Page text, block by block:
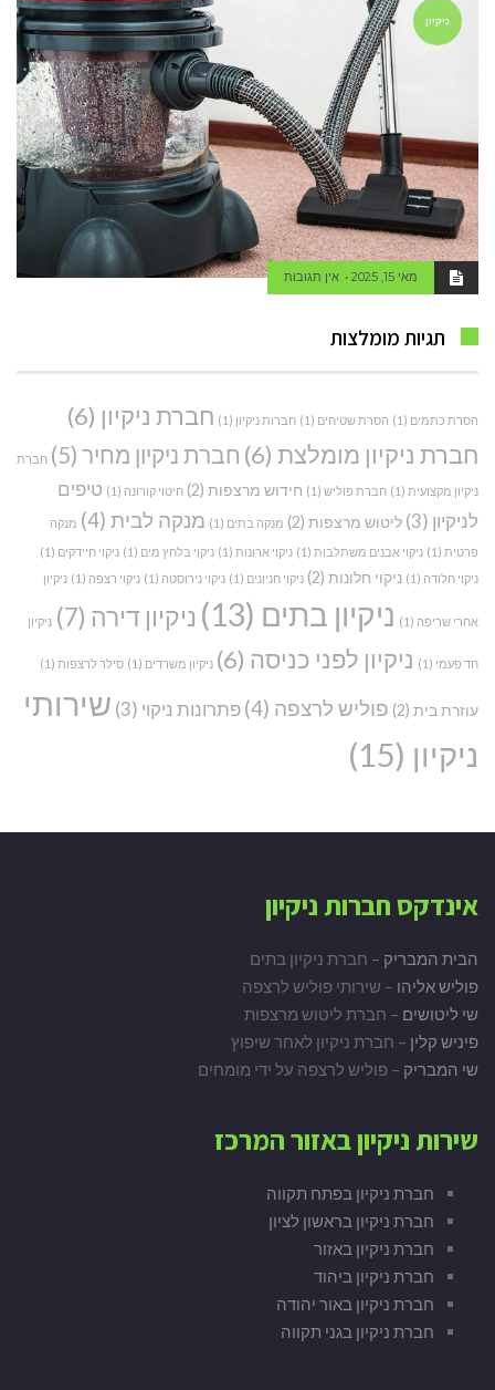
ניקיון
מאי 15, 2025 אין תגובות
תגיות מומלצות
הסרת כתמים (1) הסרת שטיחים (1) חברות ניקיון (1) חברת ניקיון (6)
חברת ניקיון מומלצת (6) חברת ניקיון מחיר (5) חברת
ניקיון מקצועית (1) חברת פוליש (1) חידוש מרצפות (2) חיטוי קורונה (1)
טיפים
לניקיון (3) ליטוש מרצפות (2) מנקה בתים (1) מנקה לבית (4)
מנקה
פרטית (1) ניקוי אבנים משתלבות (1) ניקוי ארונות (1) ניקוי בלחץ מים (1) ניקוי חיידקים (1)
ניקוי חלודה (1) ניקוי חלונות (2) ניקוי חניונים (1) ניקוי נירוסטה (1) ניקוי רצפה (1) ניקיון
אחרי שריפה (1) ניקיון בתים (13) ניקיון דירה (7) ניקיון
חד פעמי (1) ניקיון לפני כניסה (6) ניקיון משרדים (1) סילר לרצפות (1)
עוזרת בית (2) פוליש לרצפה (4) פתרונות ניקוי (3)
שירותי
ניקיון (15)
אינדקס חברות ניקיון
הבית המבריק – חברת ניקיון בתים
פוליש אליהו – שירותי פוליש לרצפה
שי ליטושים – חברת ליטוש מרצפות
פיניש קלין – חברת ניקיון לאחר שיפוץ
שי המבריק – פוליש לרצפה על ידי מומחים
שירות ניקיון באזור המרכז
חברת ניקיון בפתח תקווה
חברת ניקיון בראשון לציון
חברת ניקיון באזור
חברת ניקיון ביהוד
חברת ניקיון באור יהודה
חברת ניקיון בגני תקווה